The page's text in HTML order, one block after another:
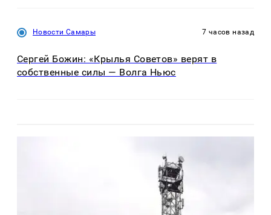
Новости Самары 7 часов назад
Сергей Божин: «Крылья Советов» верят в
собственные силы — Волга Ньюс